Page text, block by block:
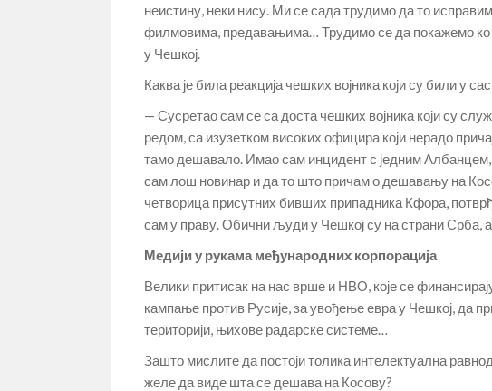
неистину, неки нису. Ми се сада трудимо да то
филмовима, предавањима… Трудимо се да покажемо ко
у Чешкој.
Каква је била реакција чешких војника који су били у
— Сусретао сам се са доста чешких војника који су
редом, са изузетком високих официра који нерадо
тамо дешавало. Имао сам инцидент с једним Албанцем,
сам лош новинар и да то што причам о дешавању на
четворица присутних бивших припадника Кфора,
сам у праву. Обични људи у Чешкој су на страни Срба,
Медији у рукама међународних корпорација
Велики притисак на нас врше и НВО, које се
кампање против Русије, за увођење евра у Чешкој, да
територији, њихове радарске системе…
Зашто мислите да постоји толика интелектуална
желе да виде шта се дешава на Косову?